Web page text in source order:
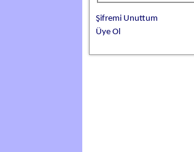
Şifremi Unuttum
Üye Ol